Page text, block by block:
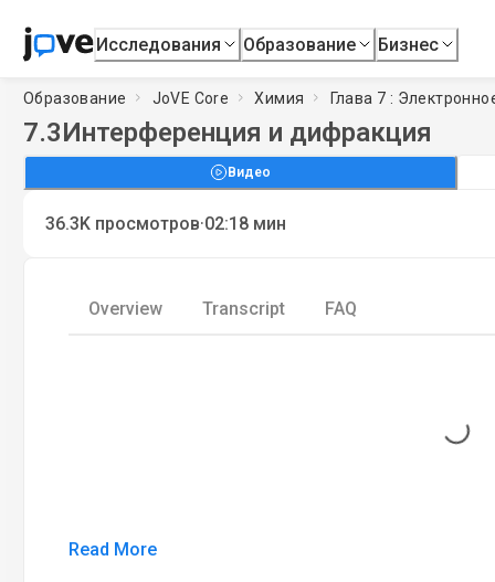
Исследования Образование Бизнес
Образование JoVE Core Химия Глава 7 :
7.3Интерференция и дифракция
Видео
36.3K просмотров·02:18 мин
Overview Transcript FAQ
Loading...
Read More